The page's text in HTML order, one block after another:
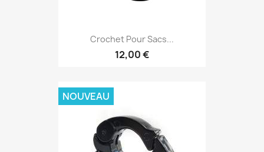
Crochet Pour Sacs...
12,00 €
NOUVEAU